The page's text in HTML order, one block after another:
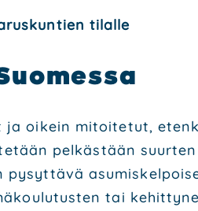
tilal­le
ja oikein mitoi­te­tut,
pel­käs­tään suur­ten
pysyt­tä­vä
tai